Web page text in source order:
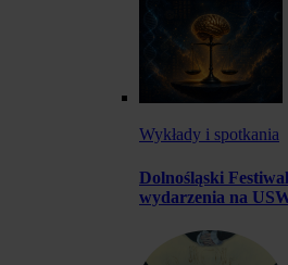
Wykłady i spotkania
Dolnośląski
wydarzenia na